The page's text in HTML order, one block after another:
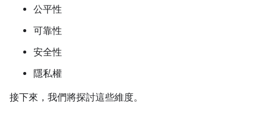
公平性
可靠性
安全性
隱私權
接下來，我們將探討這些維度。